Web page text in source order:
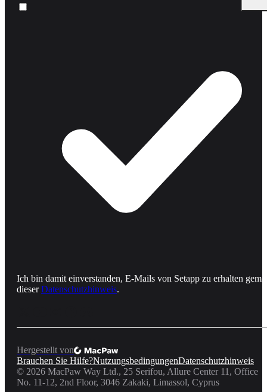
Ich bin damit einverstanden, E-Mails von Setapp zu erhalten
dieser Datenschutzhinweis.
Hergestellt von
Brauchen Sie Hilfe?NutzungsbedingungenDatenschutzhinweis
© 2026 MacPaw Way Ltd., 25 Serifou, Allure Center 11, Office
No. 11-12, 2nd Floor, 3046 Zakaki, Limassol, Cyprus